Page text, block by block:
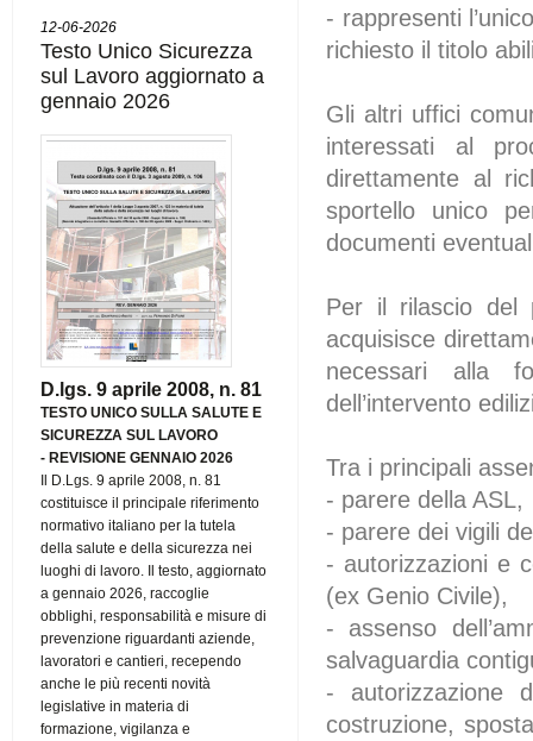
12-06-2026
Testo Unico Sicurezza
sul Lavoro aggiornato a
gennaio 2026
D.lgs. 9 aprile 2008, n. 81
TESTO UNICO SULLA SALUTE E
SICUREZZA SUL LAVORO
- REVISIONE GENNAIO 2026
Il D.Lgs. 9 aprile 2008, n. 81
costituisce il principale riferimento
normativo italiano per la tutela
della salute e della sicurezza nei
luoghi di lavoro. Il testo, aggiornato
a gennaio 2026, raccoglie
obblighi, responsabilità e misure di
prevenzione riguardanti aziende,
lavoratori e cantieri, recependo
anche le più recenti novità
legislative in materia di
formazione, vigilanza e
- rappresenti
richiesto il titolo
Gli altri uffici
interessati al
direttamente al
sportello unico
documenti
Per il rilascio del
acquisisce
necessari alla
dell’intervento
Tra i principali
- parere della ASL,
- parere dei vigili
- autorizzazioni e
(ex Genio Civile),
- assenso
salvaguardia
- autorizzazione
costruzione,